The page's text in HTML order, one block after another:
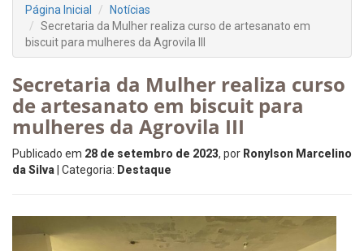
Página Inicial
Notícias
Secretaria da Mulher realiza curso de artesanato em
biscuit para mulheres da Agrovila III
Secretaria da Mulher realiza curso
de artesanato em biscuit para
mulheres da Agrovila III
Publicado em 28 de setembro de 2023, por Ronylson Marcelino
da Silva | Categoria: Destaque